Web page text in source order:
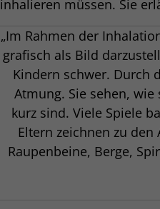
inhalieren müssen. Sie
„Im Rahmen der
grafisch als Bild
Kindern schwer. Durch
Atmung. Sie sehen,
kurz sind. Viele Spiele
Eltern zeichnen zu
Raupenbeine, Berge,